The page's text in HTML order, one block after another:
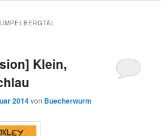
Klein,
2014von Buecherwurm